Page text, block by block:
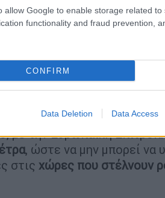
allow Google to enable storage related to
functionality and fraud prevention,
CONFIRM
Data Deletion Data Access
τη Λιβύη, όπως εξήγησε ο
του έτους, οι ροές είναι
ροή από τη Λιβύη, τις
υπήρχε μια πολύ
δεν έχει χαρακτηριστικά
τοΣουδάν, που είναι μεν
καθώς και από το
από το
με την Ευρωπαϊκή
, ώστε να μην μπορεί να
στις χώρες που στέλνουν